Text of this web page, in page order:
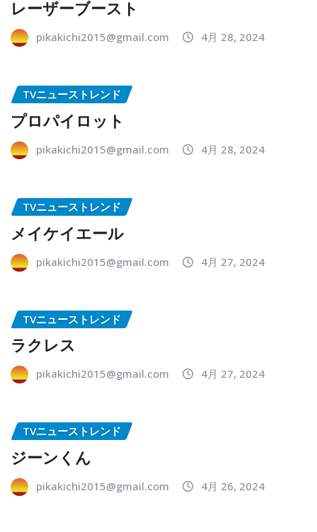
レーザーブースト
pikakichi2015@gmail.com 4月 28, 2024
TVニューストレンド
プロパイロット
pikakichi2015@gmail.com 4月 28, 2024
TVニューストレンド
メイケイエール
pikakichi2015@gmail.com 4月 27, 2024
TVニューストレンド
ラクレス
pikakichi2015@gmail.com 4月 27, 2024
TVニューストレンド
ジーンくん
pikakichi2015@gmail.com 4月 26, 2024